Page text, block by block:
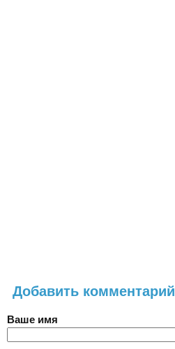
Добавить комментарий
Ваше имя